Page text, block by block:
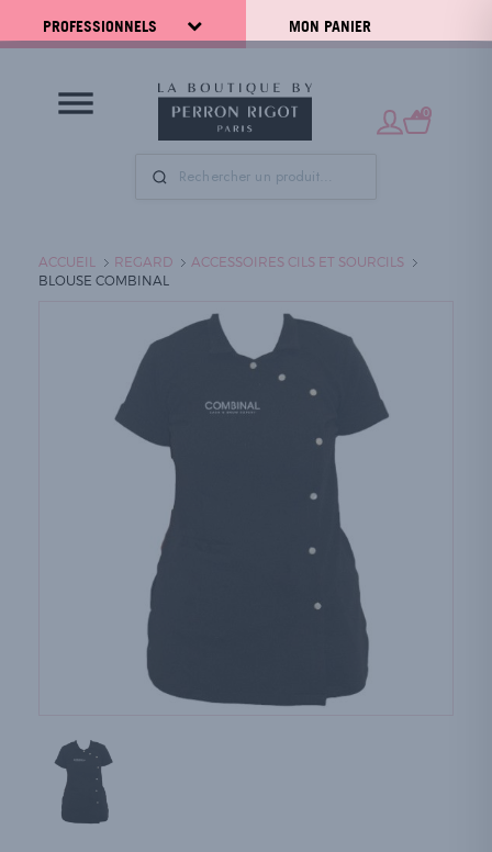
PROFESSIONNELS MON PANIER
0
ACCUEIL REGARD
ACCESSOIRES CILS ET SOURCILS
BLOUSE COMBINAL